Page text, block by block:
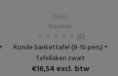
Tafels
Meubilair
(0)
Ronde bankettafel (8-10 pers.) +
Tafellaken zwart
€16,54 excl. btw